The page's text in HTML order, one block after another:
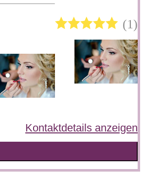
1
Kontaktdetails anzeigen